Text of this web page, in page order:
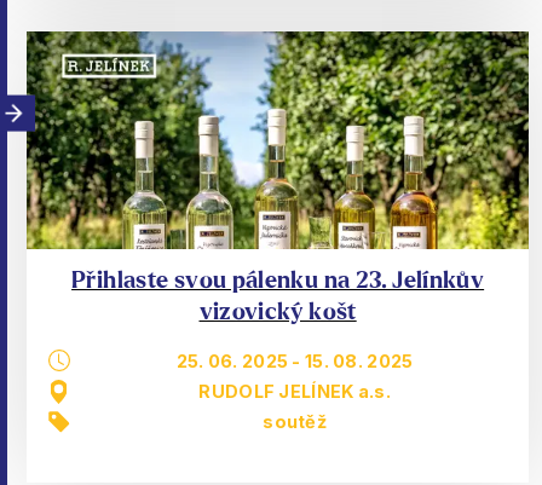
Přihlaste svou pálenku na 23. Jelínkův
vizovický košt
25. 06. 2025 -15. 08. 2025
RUDOLF JELÍNEK a.s.
soutěž